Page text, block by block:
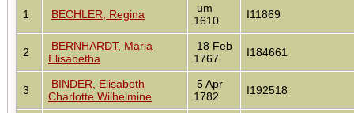
1 BECHLER, Regina
um
1610
I11869
2
BERNHARDT, Maria
Elisabetha
18 Feb
1767
I184661
3
BINDER, Elisabeth
Charlotte Wilhelmine
5 Apr
1782
I192518